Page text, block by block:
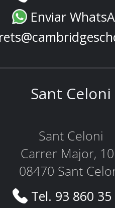
Enviar
Sant Celoni
Sant Celoni
Carrer Major,
08470 Sant
Tel. 93 860